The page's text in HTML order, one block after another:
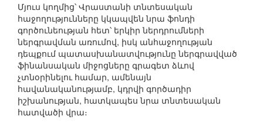
Մյուս կողմից՝ Վրաստանի տնտեսական
հաջողությունները կկապվեն նրա ֆոնդի
գործունեության հետ՝ երկիր ներդրումների
ներգրավման առումով, իսկ անհաջողության
դեպքում պատասխանատվությունը ներգրավված
ֆինանսական միջոցները գրագետ ձևով
չտնօրինելու համար, ամենայն
հավանականությամբ, կդրվի գործադիր
իշխանության, հատկապես նրա տնտեսական
հատվածի վրա։